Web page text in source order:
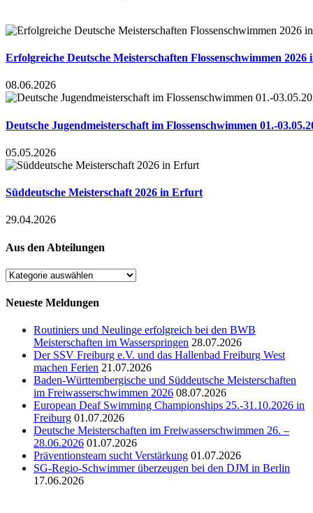
Erfolgreiche Deutsche Meisterschaften Flossenschwimmen 2026
08.06.2026
Deutsche Jugendmeisterschaft im Flossenschwimmen 01.-
05.05.2026
Süddeutsche Meisterschaft 2026 in Erfurt
29.04.2026
Aus den Abteilungen
Aus
Abteilungen
Neueste Meldungen
Routiniers und Neulinge erfolgreich bei den BWB
Meisterschaften im Wasserspringen 28.07.2026
Der SSV Freiburg e.V. und das Hallenbad Freiburg West
machen Ferien 21.07.2026
Baden-Württembergische und Süddeutsche Meisterschaften
im Freiwasserschwimmen 2026 08.07.2026
European Deaf Swimming Championships 25.-31.10.2026 in
Freiburg 01.07.2026
Deutsche Meisterschaften im Freiwasserschwimmen 26. –
28.06.2026 01.07.2026
Präventionsteam sucht Verstärkung 01.07.2026
SG-Regio-Schwimmer überzeugen bei den DJM in Berlin
17.06.2026